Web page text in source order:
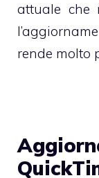
attuale che
rende molto